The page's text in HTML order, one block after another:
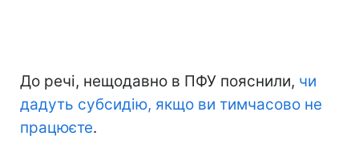
До речі, нещодавно в ПФУ пояснили, чи
дадуть субсидію, якщо ви тимчасово не
працюєте.